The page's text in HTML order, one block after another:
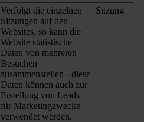
Verfolgt die einzelnen
Sitzungen auf den
Websites, so kann die
Website statistische
Daten von mehreren
Besuchen
zusammenstellen - diese
Daten können auch zur
Erstellung von Leads
für Marketingzwecke
verwendet werden.
Sitzung